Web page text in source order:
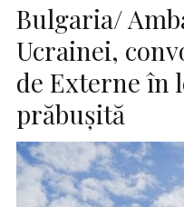
Bulgaria/
Ucrainei,
de Externe în
prăbuşită